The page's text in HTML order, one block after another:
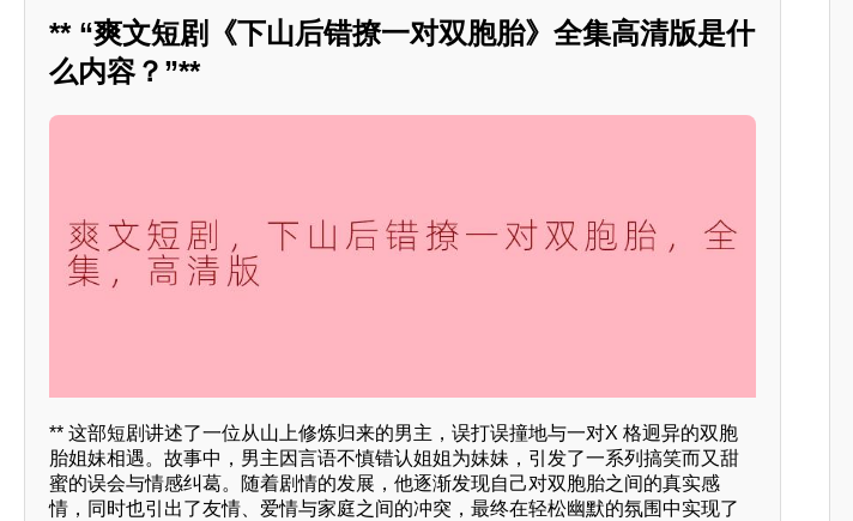
** “爽文短剧《下山后错撩一对双胞胎》全集高清版是什
么内容？”**
** 这部短剧讲述了一位从山上修炼归来的男主，误打误撞地与一对X 格迥异的双胞
胎姐妹相遇。故事中，男主因言语不慎错认姐姐为妹妹，引发了一系列搞笑而又甜
蜜的误会与情感纠葛。随着剧情的发展，他逐渐发现自己对双胞胎之间的真实感
情，同时也引出了友情、爱情与家庭之间的冲突，最终在轻松幽默的氛围中实现了